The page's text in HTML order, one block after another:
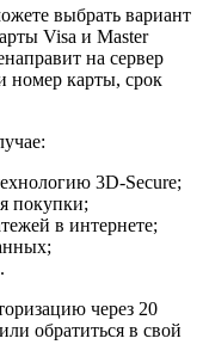
выбрать вариант
Visa и Master
на сервер
номер карты, срок
3D-Secure;
покупки;
в интернете;
через 20
обратиться в свой